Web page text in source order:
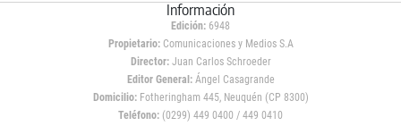
Información
Edición: 6948
Propietario:Comunicaciones y Medios S.A
Director: Juan Carlos Schroeder
Editor General:Ángel Casagrande
Domicilio:Fotheringham 445, Neuquén (CP 8300)
Teléfono: (0299) 449 0400 / 449 0410